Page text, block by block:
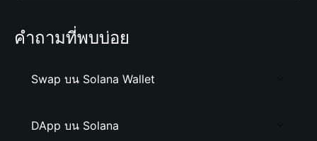
คำถามที่พบบ่อย
Swap บน Solana Wallet
DApp บน Solana